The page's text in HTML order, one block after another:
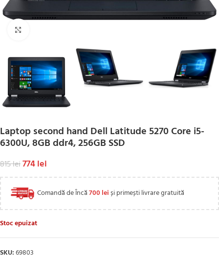
Laptop second hand Dell Latitude 5270 Core i5-
6300U, 8GB ddr4, 256GB SSD
815lei774lei
Comandă de Încă700 leiși primești livrare gratuită
Stoc epuizat
SKU:69803